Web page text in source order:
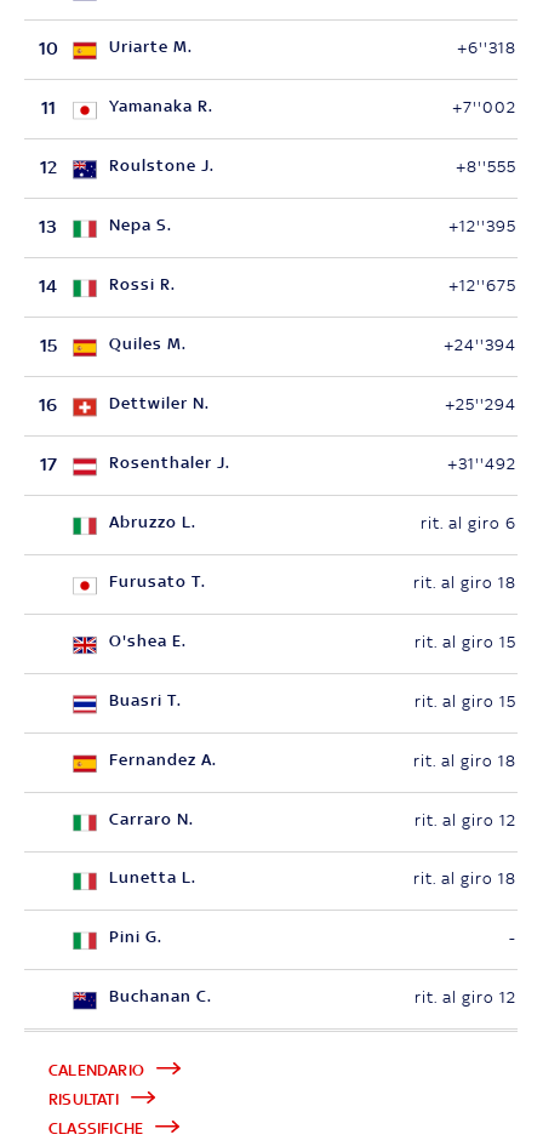
10 Uriarte M. +6''318
11 Yamanaka R. +7''002
12 Roulstone J. +8''555
13 Nepa S. +12''395
14 Rossi R. +12''675
15 Quiles M. +24''394
16 Dettwiler N. +25''294
17 Rosenthaler J. +31''492
Abruzzo L. rit. al giro 6
Furusato T. rit. al giro 18
O'shea E. rit. al giro 15
Buasri T. rit. al giro 15
Fernandez A. rit. al giro 18
Carraro N. rit. al giro 12
Lunetta L. rit. al giro 18
Pini G. -
Buchanan C. rit. al giro 12
CALENDARIO
RISULTATI
CLASSIFICHE